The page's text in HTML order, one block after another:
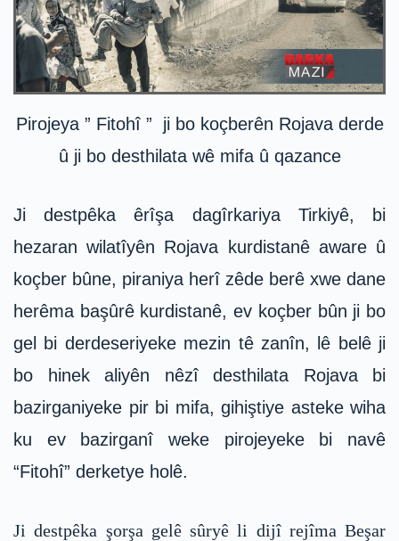
Pirojeya ” Fitohî ” ji bo koçberên Rojava derde
û ji bo desthilata wê mifa û qazance
Ji destpêka êrîşa dagîrkariya Tirkiyê, bi
hezaran wilatîyên Rojava kurdistanê aware û
koçber bûne, piraniya herî zêde berê xwe dane
herêma başûrê kurdistanê, ev koçber bûn ji bo
gel bi derdeseriyeke mezin tê zanîn, lê belê ji
bo hinek aliyên nêzî desthilata Rojava bi
bazirganiyeke pir bi mifa, gihiştiye asteke wiha
ku ev bazirganî weke pirojeyeke bi navê
“Fitohî” derketye holê.
Ji destpêka şorşa gelê sûryê li dijî rejîma Beşar